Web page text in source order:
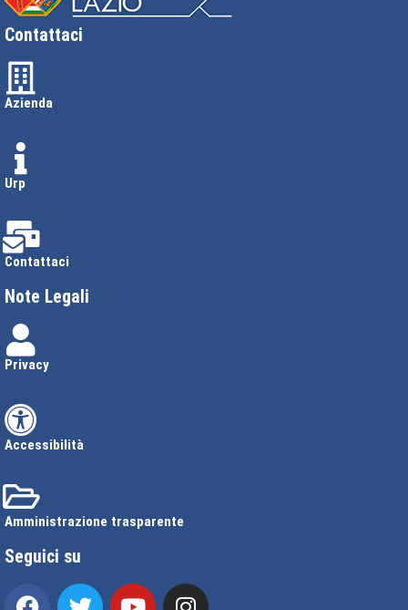
Contattaci
Azienda
Urp
Contattaci
Note Legali
Privacy
Accessibilità
Amministrazione trasparente
Seguici su